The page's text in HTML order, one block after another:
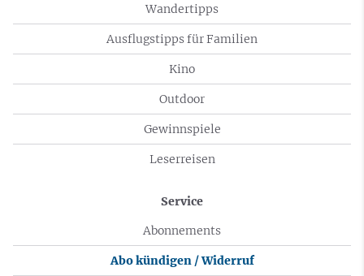
Wandertipps
Ausflugstipps für Familien
Kino
Outdoor
Gewinnspiele
Leserreisen
Service
Abonnements
Abo kündigen / Widerruf